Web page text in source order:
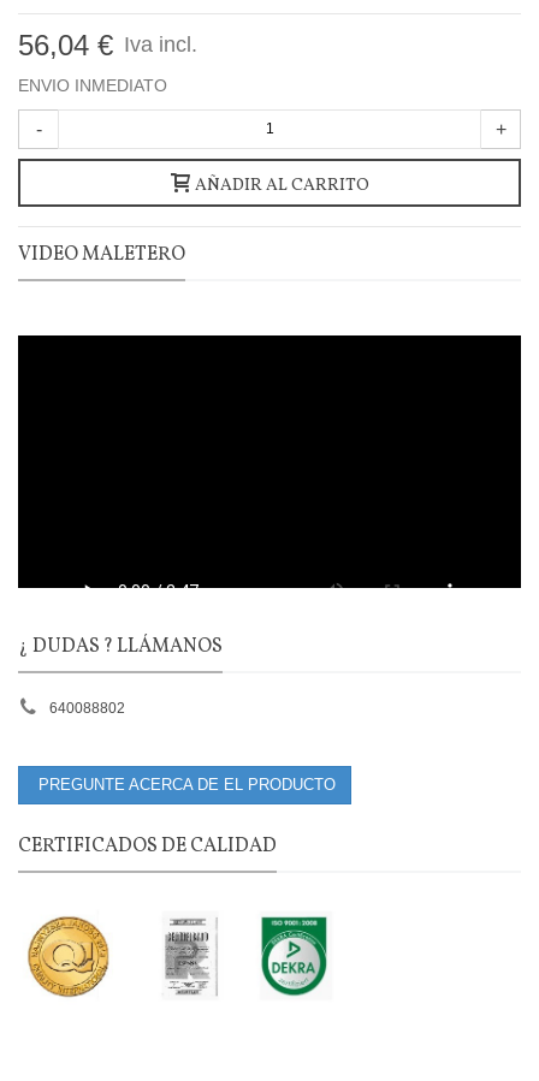
56,04 € Iva incl.
ENVIO INMEDIATO
- +
AÑADIR AL CARRITO
VIDEO MALETERO
¿ DUDAS ? LLÁMANOS
640088802
PREGUNTE ACERCA DE EL PRODUCTO
CERTIFICADOS DE CALIDAD